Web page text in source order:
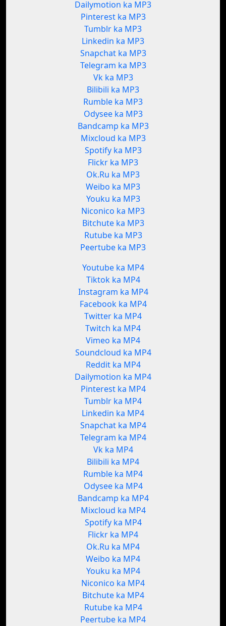
Dailymotion ka MP3
Pinterest ka MP3
Tumblr ka MP3
Linkedin ka MP3
Snapchat ka MP3
Telegram ka MP3
Vk ka MP3
Bilibili ka MP3
Rumble ka MP3
Odysee ka MP3
Bandcamp ka MP3
Mixcloud ka MP3
Spotify ka MP3
Flickr ka MP3
Ok.Ru ka MP3
Weibo ka MP3
Youku ka MP3
Niconico ka MP3
Bitchute ka MP3
Rutube ka MP3
Peertube ka MP3
Youtube ka MP4
Tiktok ka MP4
Instagram ka MP4
Facebook ka MP4
Twitter ka MP4
Twitch ka MP4
Vimeo ka MP4
Soundcloud ka MP4
Reddit ka MP4
Dailymotion ka MP4
Pinterest ka MP4
Tumblr ka MP4
Linkedin ka MP4
Snapchat ka MP4
Telegram ka MP4
Vk ka MP4
Bilibili ka MP4
Rumble ka MP4
Odysee ka MP4
Bandcamp ka MP4
Mixcloud ka MP4
Spotify ka MP4
Flickr ka MP4
Ok.Ru ka MP4
Weibo ka MP4
Youku ka MP4
Niconico ka MP4
Bitchute ka MP4
Rutube ka MP4
Peertube ka MP4